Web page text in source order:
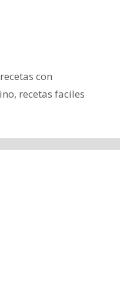
recetas con
, recetas faciles